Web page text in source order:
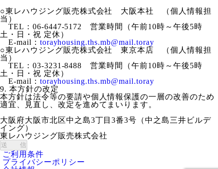
○東レハウジング販売株式会社 大阪本社 （個人情報担
当）
TEL：06-6447-5172 営業時間（午前10時～午後5時
土・日・祝 定休）
E-mail： torayhousing.ths.mb@mail.toray
○東レハウジング販売株式会社 東京本店 （個人情報担
当）
TEL：03-3231-8488 営業時間（午前10時～午後5時
土・日・祝 定休）
E-mail： torayhousing.ths.mb@mail.toray
9. 本方針の改定
本方針は法令等の要請や個人情報保護の一層の改善のため
適宜、見直し、改定を進めてまいります。
大阪府大阪市北区中之島3丁目3番3号（中之島三井ビルデ
イング）
東レハウジング販売株式会社
ご利用条件
プライバシーポリシー